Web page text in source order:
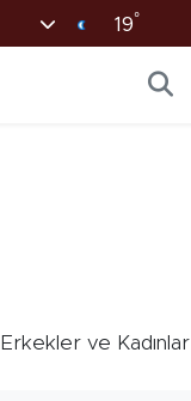
19°
ve Kadınlar